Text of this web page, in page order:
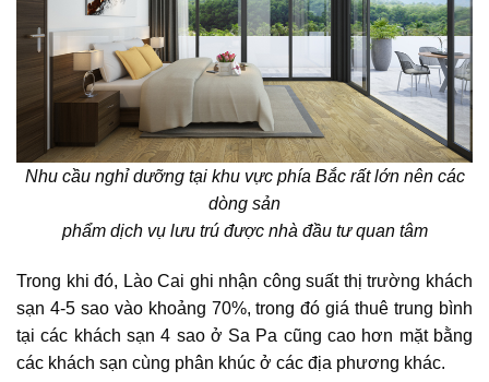
Nhu cầu nghỉ dưỡng tại khu vực phía Bắc rất lớn nên các
dòng sản
phẩm dịch vụ lưu trú được nhà đầu tư quan tâm
Trong khi đó, Lào Cai ghi nhận công suất thị trường khách
sạn 4-5 sao vào khoảng 70%, trong đó giá thuê trung bình
tại các khách sạn 4 sao ở Sa Pa cũng cao hơn mặt bằng
các khách sạn cùng phân khúc ở các địa phương khác.